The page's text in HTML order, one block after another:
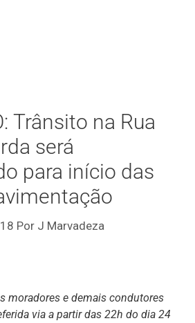
Trânsito na Rua
será
para início das
Por J Marvadeza
moradores e demais condutores
via a partir das 22h do dia 24